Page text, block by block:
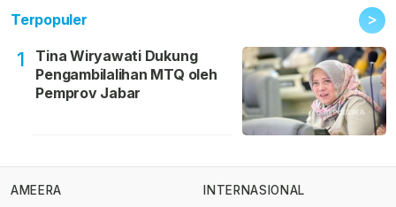
Terpopuler >
1
Tina Wiryawati Dukung
Pengambilalihan MTQ oleh
Pemprov Jabar
AMEERA INTERNASIONAL